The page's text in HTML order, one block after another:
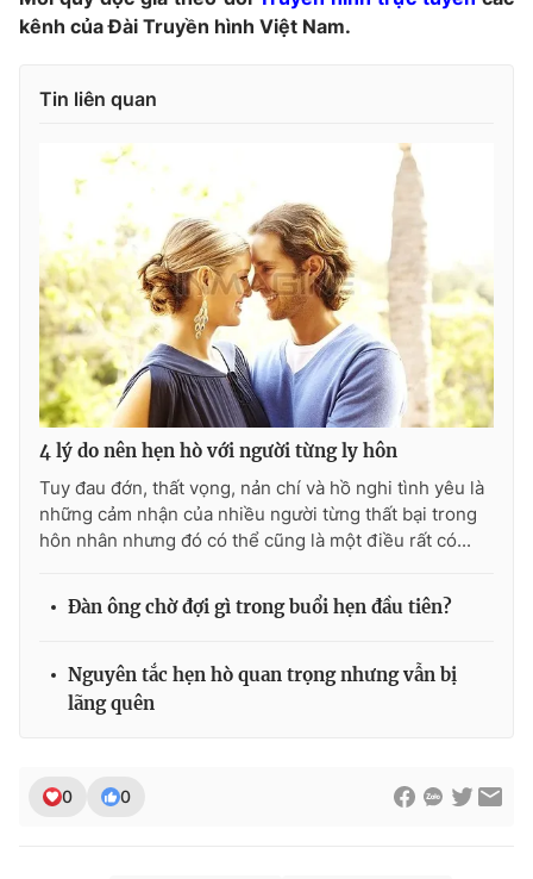
Ðiện thoại Thời báo VTV:
024.66 897 897
® Cấm sao chép dưới mọi hình thức nếu không có sự chấp
thuận bằng văn bản. Ghi rõ nguồn VTV.vn khi phát hành lại
thông tin từ website này.
kênh của Đài Truyền hình Việt Nam.
Tin liên quan
4 lý do nên hẹn hò với người từng ly hôn
Tuy đau đớn, thất vọng, nản chí và hồ nghi tình yêu là
những cảm nhận của nhiều người từng thất bại trong
hôn nhân nhưng đó có thể cũng là một điều rất có...
Đàn ông chờ đợi gì trong buổi hẹn đầu tiên?
Nguyên tắc hẹn hò quan trọng nhưng vẫn bị
lãng quên
0 0